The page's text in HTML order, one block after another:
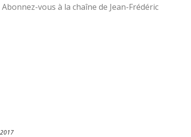
vous à la chaîne de Jean-Frédéric